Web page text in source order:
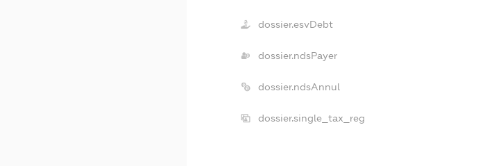
dossier.esvDebt
dossier.ndsPayer
dossier.ndsAnnul
dossier.single_tax_reg